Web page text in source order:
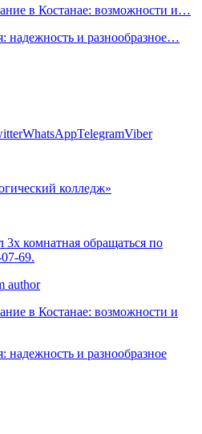
в Костанае: возможности и…
надежность и разнообразное…
WhatsAppTelegramViber
колледж»
3х комнатная обращаться по
69.
author
в Костанае: возможности и
надежность и разнообразное